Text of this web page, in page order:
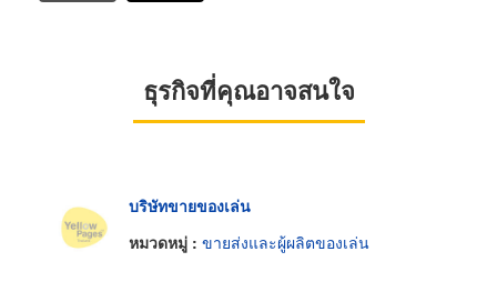
ธุรกิจที่คุณอาจสนใจ
บริษัทขายของเล่น
หมวดหมู่ : ขายส่งและผู้ผลิตของเล่น